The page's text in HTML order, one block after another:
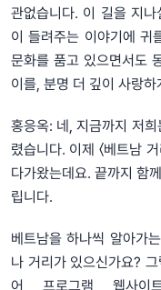
관없습니다. 이 길을 지
이 들려주는 이야기에 귀
문화를 품고 있으면서도
이를, 분명 더 깊이 사랑하
홍응옥: 네, 지금까지 저
렸습니다. 이제 〈베트남
다가왔는데요. 끝까지 함
립니다.
베트남을 하나씩 알아가
나 거리가 있으신가요?
어 프로그램 웹사이